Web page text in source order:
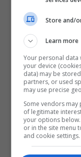
Store and/
Learn more
Your personal
your device
data) may be
partners, or used
may use precise
Some vendors
of legitimate
your options
or in the site menu
and cookie settings.